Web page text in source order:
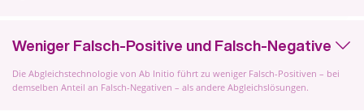
Weniger Falsch-Positive und Falsch-Negative
Die Abgleichstechnologie von Ab Initio führt zu weniger Falsch-Positiven – bei
demselben Anteil an Falsch-Negativen – als andere Abgleichslösungen.